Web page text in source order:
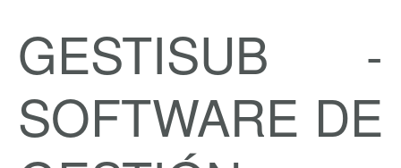
GESTISUB -
SOFTWARE DE